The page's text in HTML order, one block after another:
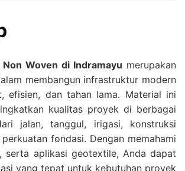
Woven di Indramayu merupakan
membangun infrastruktur modern
efisien, dan tahan lama. Material ini
kualitas proyek di berbagai
jalan, tanggul, irigasi, konstruksi
fondasi. Dengan memahami
serta aplikasi geotextile, Anda dapat
yang tepat untuk kebutuhan proyek